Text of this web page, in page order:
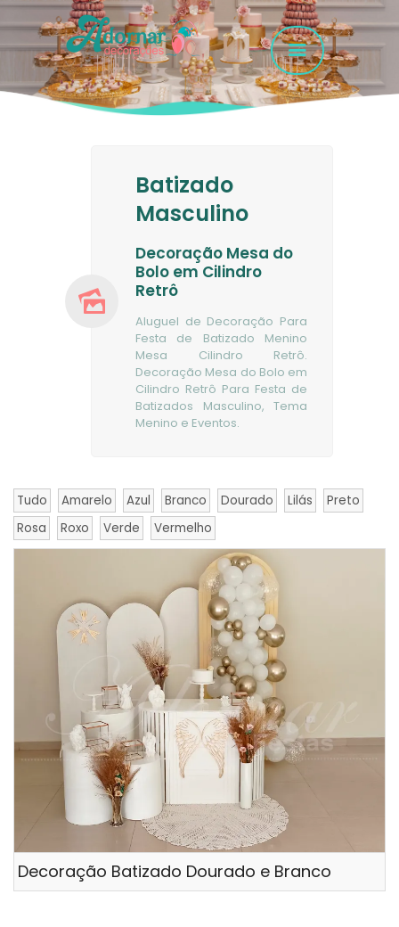
SERVIÇOS
EMPRESA
CONTATO
Batizado
Masculino
Decoração Mesa do
Bolo em Cilindro
Retrô
Aluguel de Decoração Para
Festa de Batizado Menino
Mesa Cilindro Retrô.
Decoração Mesa do Bolo em
Cilindro Retrô Para Festa de
Batizados Masculino, Tema
Menino e Eventos.
Tudo Amarelo Azul Branco Dourado Lilás
Preto
Rosa
Roxo Verde Vermelho
Decoração Batizado Dourado e Branco